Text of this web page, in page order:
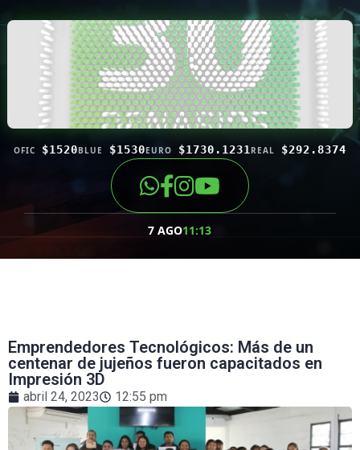
OFIC $1520BLUE $1530EURO $1730.1231 REAL $292.8374
7 AGO11:13
Emprendedores Tecnológicos: Más de un
centenar de jujeños fueron capacitados en
Impresión 3D
abril 24, 2023 12:55 pm